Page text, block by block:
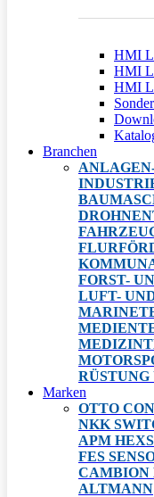
HMI
HMI
HMI
Branchen
FORST-
LUFT-
Marken
OTTO
NKK
APM
FES
CAMBION
ALTMANN